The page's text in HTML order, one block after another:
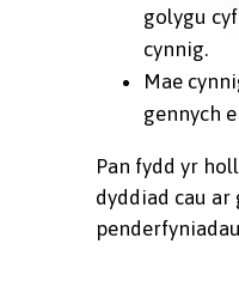
golygu
cynnig.
Mae
gennych
Pan fydd yr
dyddiad cau ar